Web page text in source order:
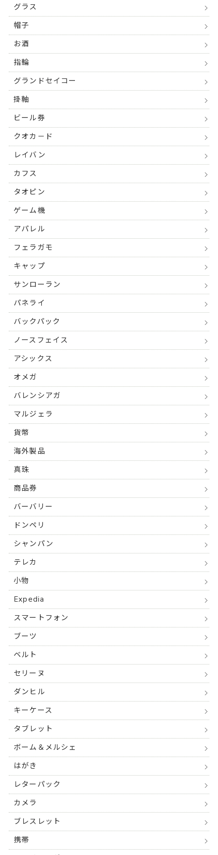
グラス
帽子
お酒
指輪
グランドセイコー
掛軸
ビール券
クオカ－ド
レイバン
カフス
タオピン
ゲーム機
アパレル
フェラガモ
キャップ
サンローラン
パネライ
バックパック
ノースフェイス
アシックス
オメガ
バレンシアガ
マルジェラ
貨幣
海外製品
真珠
商品券
バーバリー
ドンペリ
シャンパン
テレカ
小物
Expedia
スマートフォン
ブーツ
ベルト
セリーヌ
ダンヒル
キーケース
タブレット
ボーム＆メルシェ
はがき
レターパック
カメラ
ブレスレット
携帯